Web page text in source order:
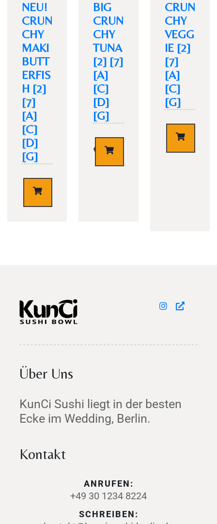
NEU!
CRUN
CHY
MAKI
BUTT
ERFIS
H [2]
[7]
[A]
[C]
[D]
[G]
5,90
BIG
CRUN
CHY
TUNA
[2] [7]
[A]
[C]
[D]
[G]
14,90
€
CRUN
CHY
VEGG
IE [2]
[7]
[A]
[C]
[G]
7,90
Über Uns
KunCi Sushi liegt in der besten
Ecke im Wedding, Berlin.
Kontakt
ANRUFEN:
+49 30 1234 8224
SCHREIBEN:
Time